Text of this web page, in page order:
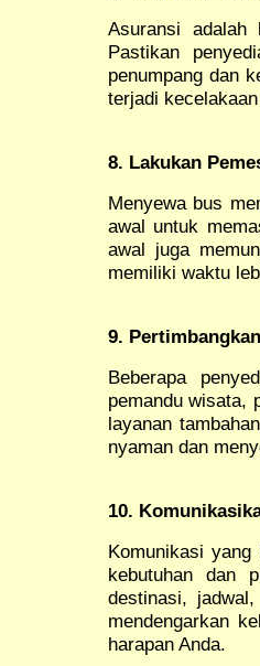
Asuransi adalah
Pastikan
penumpang dan
terjadi
8. Lakukan
Menyewa bus
awal untuk
awal juga
memiliki waktu
9.
Beberapa
pemandu wisata,
layanan
nyaman dan
10.
Komunikasi
kebutuhan dan
destinasi,
mendengarkan
harapan Anda.